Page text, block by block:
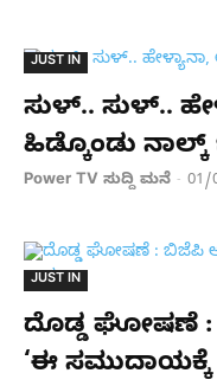
JUST IN
ಸುಳ್.. ಸುಳ್..
ಹಿಡ್ಕೊಂಡು
Power TV ಸುದ್ದಿ ಮನೆ - 01/
JUST IN
ದೊಡ್ಡ ಘೋಷಣೆ :
‘ಈ ಸಮುದಾಯಕ್ಕೆ